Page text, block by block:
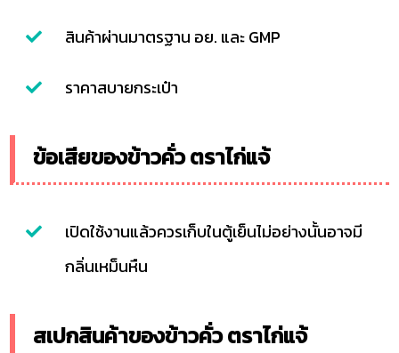
สินค้าผ่านมาตรฐาน อย. และ GMP
ราคาสบายกระเป๋า
ข้อเสียของข้าวคั่ว ตราไก่แจ้
เปิดใช้งานแล้วควรเก็บในตู้เย็นไม่อย่างนั้นอาจมี
กลิ่นเหม็นหืน
สเปกสินค้าของข้าวคั่ว ตราไก่แจ้